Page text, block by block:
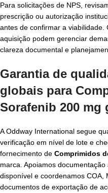
Para solicitações de NPS,
prescrição ou autorização
antes de confirmar a
aquisição podem gerenciar
clareza documental e
Garantia de
globais para
Sorafenib 200 mg
A Oddway International segue
verificação em nível de lote e
fornecimento de Comprimidos
marca. Apoiamos
disponível e coordenamos COA,
documentos de exportação de